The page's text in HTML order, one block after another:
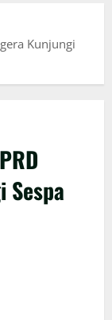
Kunjungi
Sespa